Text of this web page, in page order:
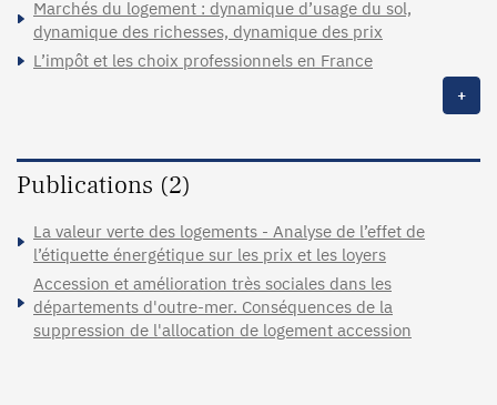
Marchés du logement : dynamique d’usage du sol,
dynamique des richesses, dynamique des prix
L’impôt et les choix professionnels en France
+
Publications (2)
La valeur verte des logements - Analyse de l’effet de
l’étiquette énergétique sur les prix et les loyers
Accession et amélioration très sociales dans les
départements d'outre-mer. Conséquences de la
suppression de l'allocation de logement accession